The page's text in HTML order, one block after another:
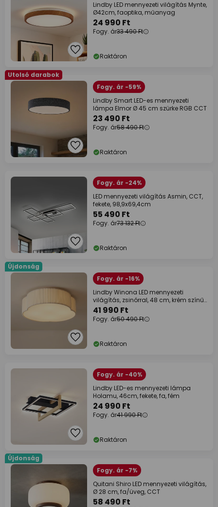
Lindby LED mennyezeti világítás Mynte,
Ø42cm, faoptika, műanyag
24 990 Ft
Fogy. ár33 490 Ft
Raktáron
Utolsó darabok
Fogy. ár -59%
Lindby Smart LED-es mennyezeti
lámpa Elmor Ø 45 cm szürke RGB CCT
23 490 Ft
Fogy. ár58 490 Ft
Raktáron
Fogy. ár -24%
LED mennyezeti világítás Asmin, CCT,
fekete, 98,9x69,4cm
55 490 Ft
Fogy. ár73 132 Ft
Raktáron
Újdonság
Fogy. ár -16%
Lindby Winona LED mennyezeti
világítás, zsinórral, 48 cm, krém színű,
CCT
41 990 Ft
Fogy. ár50 490 Ft
Raktáron
Fogy. ár -40%
Lindby LED-es mennyezeti lámpa
Holamu, 46cm, fekete, fa, fém
24 990 Ft
Fogy. ár41 990 Ft
Raktáron
Újdonság
Fogy. ár -7%
Quitani Shiro LED mennyezeti világítás,
Ø 28 cm, fa/üveg, CCT
58 490 Ft